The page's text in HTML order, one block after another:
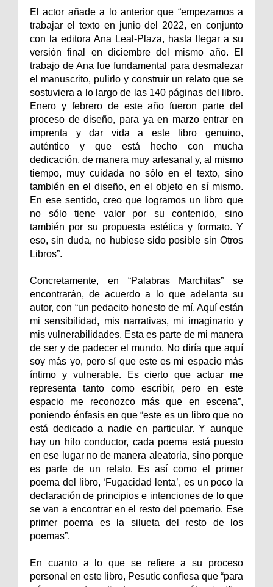
El actor añade a lo anterior que “empezamos a
trabajar el texto en junio del 2022, en conjunto
con la editora Ana Leal-Plaza, hasta llegar a su
versión final en diciembre del mismo año. El
trabajo de Ana fue fundamental para desmalezar
el manuscrito, pulirlo y construir un relato que se
sostuviera a lo largo de las 140 páginas del libro.
Enero y febrero de este año fueron parte del
proceso de diseño, para ya en marzo entrar en
imprenta y dar vida a este libro genuino,
auténtico y que está hecho con mucha
dedicación, de manera muy artesanal y, al mismo
tiempo, muy cuidada no sólo en el texto, sino
también en el diseño, en el objeto en sí mismo.
En ese sentido, creo que logramos un libro que
no sólo tiene valor por su contenido, sino
también por su propuesta estética y formato. Y
eso, sin duda, no hubiese sido posible sin Otros
Libros”.
Concretamente, en “Palabras Marchitas” se
encontrarán, de acuerdo a lo que adelanta su
autor, con “un pedacito honesto de mí. Aquí están
mi sensibilidad, mis narrativas, mi imaginario y
mis vulnerabilidades. Esta es parte de mi manera
de ser y de padecer el mundo. No diría que aquí
soy más yo, pero sí que este es mi espacio más
íntimo y vulnerable. Es cierto que actuar me
representa tanto como escribir, pero en este
espacio me reconozco más que en escena”,
poniendo énfasis en que “este es un libro que no
está dedicado a nadie en particular. Y aunque
hay un hilo conductor, cada poema está puesto
en ese lugar no de manera aleatoria, sino porque
es parte de un relato. Es así como el primer
poema del libro, ‘Fugacidad lenta’, es un poco la
declaración de principios e intenciones de lo que
se van a encontrar en el resto del poemario. Ese
primer poema es la silueta del resto de los
poemas”.
En cuanto a lo que se refiere a su proceso
personal en este libro, Pesutic confiesa que “para